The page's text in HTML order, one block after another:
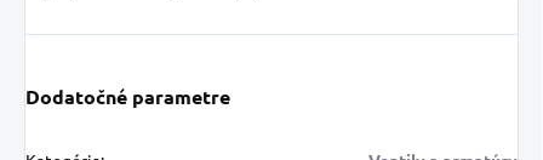
Dodatočné parametre